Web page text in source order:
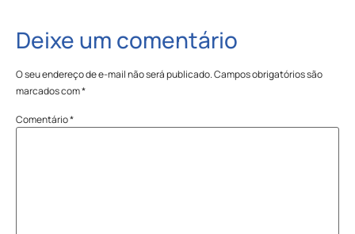
Deixe um comentário
O seu endereço de e-mail não será publicado.Campos obrigatórios são
marcados com*
Comentário*